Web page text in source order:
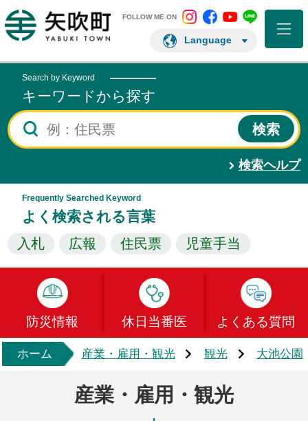
矢吹町ホームページ
FOLLOW ME ON 矢吹町 Instagram
矢吹町矢吹町矢吹町
Language
Search by Keyword
キーワードから探す
検索ヘルプ
Frequently Searched Keyword
よく検索される言葉
入札 広報 住民票 児童手当
防災情報 休日当番医 よくある質問
ホーム 産業・雇用・観光 観光 大池公園
産業・雇用・観光